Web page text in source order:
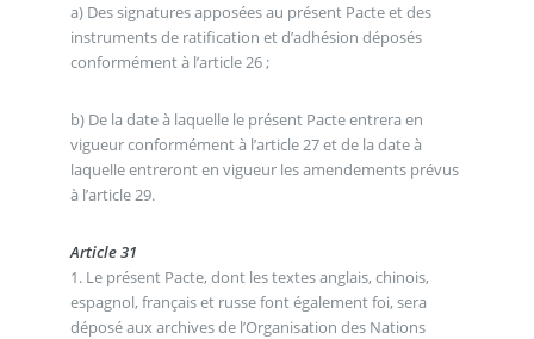
a) Des signatures apposées au présent Pacte et des
instruments de ratification et d’adhésion déposés
conformément à l’article 26 ;
b) De la date à laquelle le présent Pacte entrera en
vigueur conformément à l’article 27 et de la date à
laquelle entreront en vigueur les amendements prévus
à l’article 29.
Article 31
1. Le présent Pacte, dont les textes anglais, chinois,
espagnol, français et russe font également foi, sera
déposé aux archives de l’Organisation des Nations